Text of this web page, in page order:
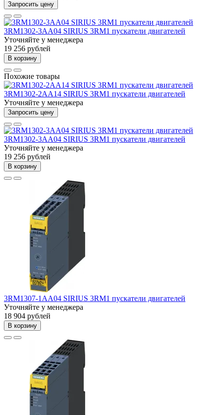
Запросить цену
3RM1302-3AA04 SIRIUS 3RM1 пускатели двигателей
Уточняйте у менеджера
19 256 рублей
В корзину
Похожие товары
3RM1302-2AA14 SIRIUS 3RM1 пускатели двигателей
Уточняйте у менеджера
Запросить цену
3RM1302-3AA04 SIRIUS 3RM1 пускатели двигателей
Уточняйте у менеджера
19 256 рублей
В корзину
3RM1307-1AA04 SIRIUS 3RM1 пускатели двигателей
Уточняйте у менеджера
18 904 рублей
В корзину